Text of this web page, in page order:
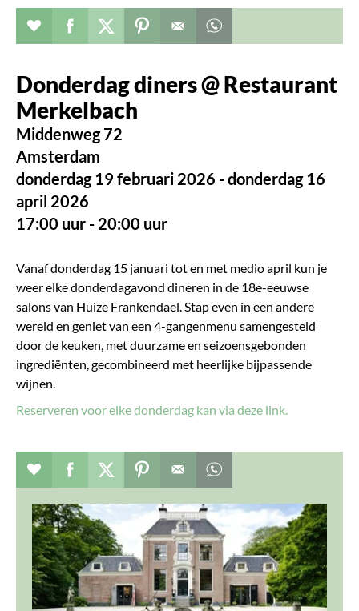
Evenement toevoegen aan favorieten
Deel dit op facebook
Deel dit op twitter
Deel dit op pinterest
Donderdag diners @ Restaurant
Merkelbach
Middenweg 72
Amsterdam
donderdag 19 februari 2026 - donderdag 16
april 2026
17:00 uur - 20:00 uur
Vanaf donderdag 15 januari tot en met medio april kun je
weer elke donderdagavond dineren in de 18e-eeuwse
salons van Huize Frankendael. Stap even in een andere
wereld en geniet van een 4-gangenmenu samengesteld
door de keuken, met duurzame en seizoensgebonden
ingrediënten, gecombineerd met heerlijke bijpassende
wijnen.
Reserveren voor elke donderdag kan via deze link.
Evenement toevoegen aan favorieten
Deel dit op facebook
Deel dit op twitter
Deel dit op pinterest